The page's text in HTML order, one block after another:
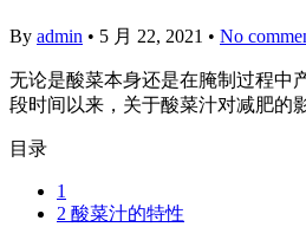
By admin • 5 月 22, 2021 • No
无论是酸菜本身还是在腌制过程中
段时间以来，关于酸菜汁对减肥的
目录
1
2 酸菜汁的特性